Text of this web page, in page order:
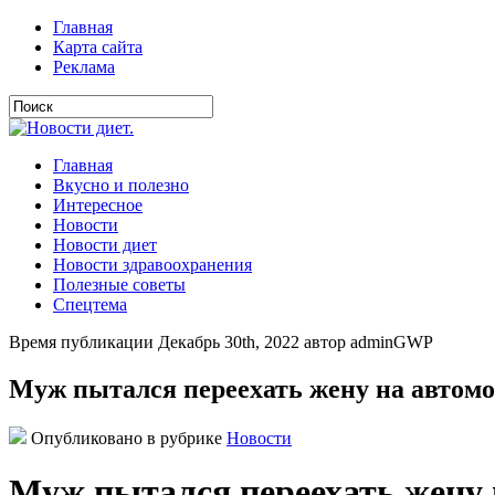
Главная
Карта сайта
Реклама
Главная
Вкусно и полезно
Интересное
Новости
Новости диет
Новости здравоохранения
Полезные советы
Спецтема
Время публикации Декабрь 30th, 2022 автор adminGWP
Муж пытался переехать жену на
Опубликовано в рубрике Новости